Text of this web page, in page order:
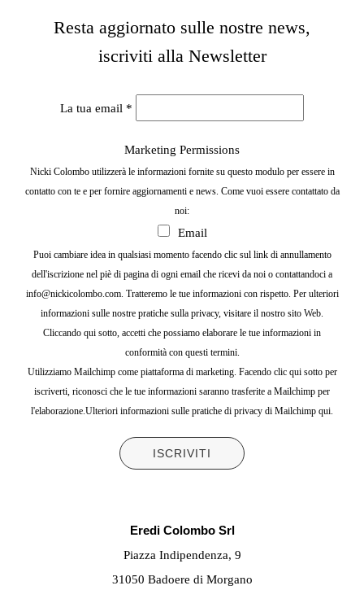
Resta aggiornato sulle nostre news,
iscriviti alla Newsletter
La tua email *
Marketing Permissions
Nicki Colombo utilizzerà le informazioni fornite su questo modulo per essere in
contatto con te e per fornire aggiornamenti e news. Come vuoi essere contattato da
noi:
Email
Puoi cambiare idea in qualsiasi momento facendo clic sul link di annullamento
dell'iscrizione nel piè di pagina di ogni email che ricevi da noi o contattandoci a
info@nickicolombo.com. Tratteremo le tue informazioni con rispetto. Per ulteriori
informazioni sulle nostre pratiche sulla privacy, visitare il nostro sito Web.
Cliccando qui sotto, accetti che possiamo elaborare le tue informazioni in
conformità con questi termini.
Utilizziamo Mailchimp come piattaforma di marketing. Facendo clic qui sotto per
iscriverti, riconosci che le tue informazioni saranno trasferite a Mailchimp per
l'elaborazione.Ulteriori informazioni sulle pratiche di privacy di Mailchimp qui.
Eredi Colombo Srl
Piazza Indipendenza, 9
31050 Badoere di Morgano